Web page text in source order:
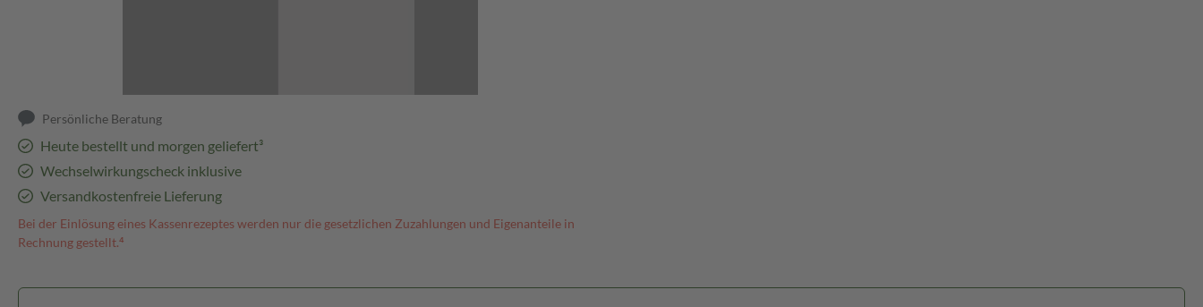
Persönliche Beratung
Heute bestellt und morgen geliefert³
Wechselwirkungscheck inklusive
Versandkostenfreie Lieferung
Bei der Einlösung eines Kassenrezeptes werden nur die gesetzlichen Zuzahlungen und Eigenanteile in
Rechnung gestellt.⁴